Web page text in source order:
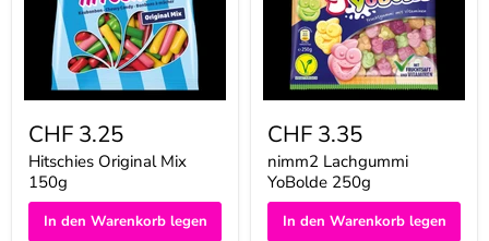
CHF 3.25
Hitschies Original Mix
150g
In den Warenkorb legen
CHF 3.35
nimm2 Lachgummi
YoBolde 250g
In den Warenkorb legen